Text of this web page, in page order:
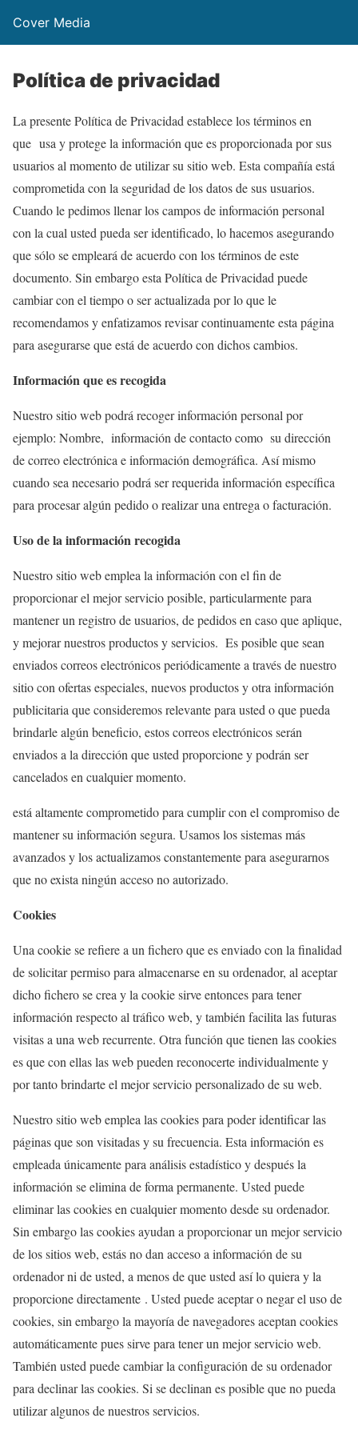
Cover Media
Política de privacidad
La presente Política de Privacidad establece los términos en
que usa y protege la información que es proporcionada por sus
usuarios al momento de utilizar su sitio web. Esta compañía está
comprometida con la seguridad de los datos de sus usuarios.
Cuando le pedimos llenar los campos de información personal
con la cual usted pueda ser identificado, lo hacemos asegurando
que sólo se empleará de acuerdo con los términos de este
documento. Sin embargo esta Política de Privacidad puede
cambiar con el tiempo o ser actualizada por lo que le
recomendamos y enfatizamos revisar continuamente esta página
para asegurarse que está de acuerdo con dichos cambios.
Información que es recogida
Nuestro sitio web podrá recoger información personal por
ejemplo: Nombre, información de contacto como su dirección
de correo electrónica e información demográfica. Así mismo
cuando sea necesario podrá ser requerida información específica
para procesar algún pedido o realizar una entrega o facturación.
Uso de la información recogida
Nuestro sitio web emplea la información con el fin de
proporcionar el mejor servicio posible, particularmente para
mantener un registro de usuarios, de pedidos en caso que aplique,
y mejorar nuestros productos y servicios. Es posible que sean
enviados correos electrónicos periódicamente a través de nuestro
sitio con ofertas especiales, nuevos productos y otra información
publicitaria que consideremos relevante para usted o que pueda
brindarle algún beneficio, estos correos electrónicos serán
enviados a la dirección que usted proporcione y podrán ser
cancelados en cualquier momento.
está altamente comprometido para cumplir con el compromiso de
mantener su información segura. Usamos los sistemas más
avanzados y los actualizamos constantemente para asegurarnos
que no exista ningún acceso no autorizado.
Cookies
Una cookie se refiere a un fichero que es enviado con la finalidad
de solicitar permiso para almacenarse en su ordenador, al aceptar
dicho fichero se crea y la cookie sirve entonces para tener
información respecto al tráfico web, y también facilita las futuras
visitas a una web recurrente. Otra función que tienen las cookies
es que con ellas las web pueden reconocerte individualmente y
por tanto brindarte el mejor servicio personalizado de su web.
Nuestro sitio web emplea las cookies para poder identificar las
páginas que son visitadas y su frecuencia. Esta información es
empleada únicamente para análisis estadístico y después la
información se elimina de forma permanente. Usted puede
eliminar las cookies en cualquier momento desde su ordenador.
Sin embargo las cookies ayudan a proporcionar un mejor servicio
de los sitios web, estás no dan acceso a información de su
ordenador ni de usted, a menos de que usted así lo quiera y la
proporcione directamente . Usted puede aceptar o negar el uso de
cookies, sin embargo la mayoría de navegadores aceptan cookies
automáticamente pues sirve para tener un mejor servicio web.
También usted puede cambiar la configuración de su ordenador
para declinar las cookies. Si se declinan es posible que no pueda
utilizar algunos de nuestros servicios.